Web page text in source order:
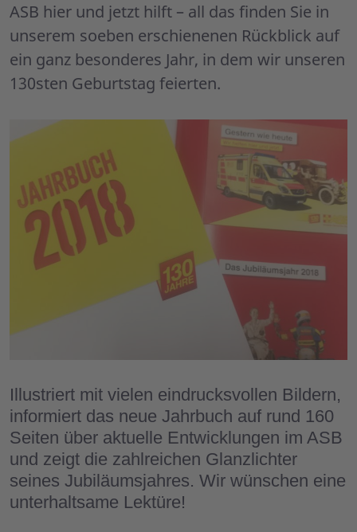
ASB hier und jetzt hilft – all das finden Sie in
unserem soeben erschienenen Rückblick auf
ein ganz besonderes Jahr, in dem wir unseren
130sten Geburtstag feierten.
Illustriert mit vielen eindrucksvollen Bildern,
informiert das neue Jahrbuch auf rund 160
Seiten über aktuelle Entwicklungen im ASB
und zeigt die zahlreichen Glanzlichter
seines Jubiläumsjahres. Wir wünschen eine
unterhaltsame Lektüre!